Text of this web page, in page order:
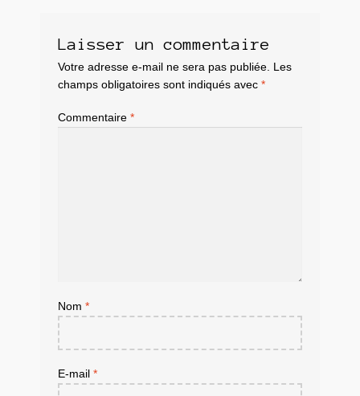
Laisser un commentaire
Votre adresse e-mail ne sera pas publiée.
Les
champs obligatoires sont indiqués avec *
Commentaire *
Nom *
E-mail *